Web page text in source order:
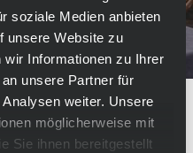
soziale Medien anbieten
unsere Website zu
wir Informationen zu Ihrer
unsere Partner für
weiter. Unsere
möglicherweise mit
Sie ihnen bereitgestellt
✨ Genuss, der sich